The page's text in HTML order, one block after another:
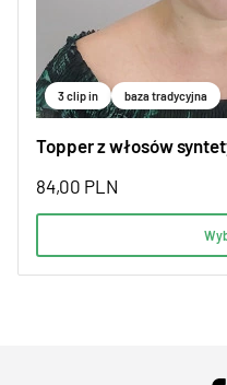
3 clip in baza tradycyjna
Topper z włosów
84,00 PLN